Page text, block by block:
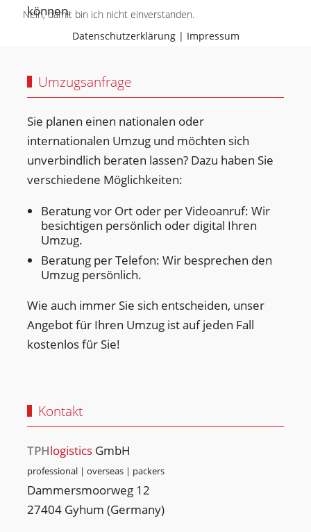
können.
Umzugsanfrage
Sie planen einen nationalen oder
internationalen Umzug und möchten sich
unverbindlich beraten lassen? Dazu haben Sie
verschiedene Möglichkeiten:
Beratung vor Ort oder per Videoanruf: Wir
besichtigen persönlich oder digital Ihren
Umzug.
Beratung per Telefon: Wir besprechen den
Umzug persönlich.
Wie auch immer Sie sich entscheiden, unser
Angebot für Ihren Umzug ist auf jeden Fall
kostenlos für Sie!
Kontakt
TPHlogistics GmbH
professional | overseas | packers
Dammersmoorweg 12
27404 Gyhum (Germany)
Nein, damit bin ich nicht einverstanden.
Datenschutzerklärung| Impressum